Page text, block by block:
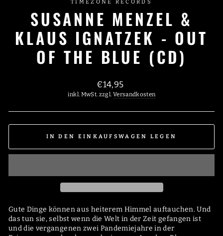
TIMEZONE RECORDS
SUSANNE MENZEL &
KLAUS IGNATZEK - OUT
OF THE BLUE (CD)
Normaler
Preis
€14,95
inkl. MwSt. zzgl. Versandkosten
IN DEN EINKAUFSWAGEN LEGEN
Gute Dinge können aus heiterem Himmel auftauchen. Und
das tun sie, selbst wenn die Welt in der Zeit gefangen ist
und die vergangenen zwei Pandemiejahre in der